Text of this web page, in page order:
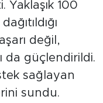
Yaklaşık 100
değil,
da güçlendirildi.
sağlayan
sundu.